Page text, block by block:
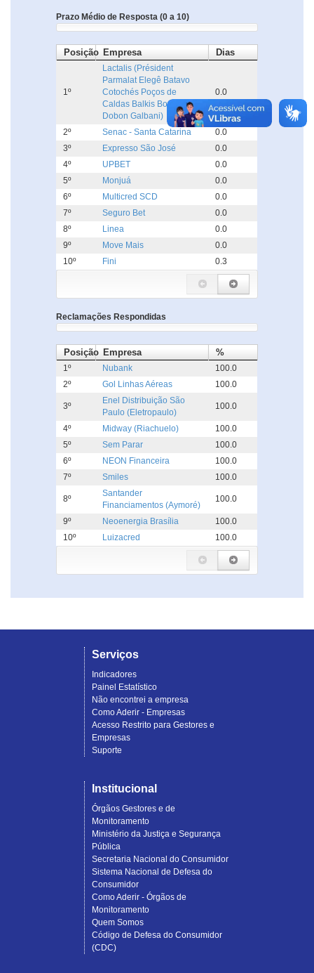
Prazo Médio de Resposta (0 a 10)
Posição Empresa Dias
1º
Lactalis (Président
Parmalat Elegê Batavo
Cotochés Poços de
Caldas Balkis Boa Nata
Dobon Galbani)
0.0
2º Senac - Santa Catarina
0.0
3º
Expresso São José
0.0
4º
UPBET
0.0
5º
Monjuá
0.0
6º
Multicred SCD
0.0
7º
Seguro Bet
0.0
8º
Linea
0.0
9º
Move Mais
0.0
10º
Fini 0.3
Reclamações Respondidas
Posição Empresa %
1º Nubank
100.0
2º
Gol Linhas Aéreas 100.0
3º
Enel Distribuição São
Paulo (Eletropaulo)
100.0
4º Midway (Riachuelo)
100.0
5º
Sem Parar
100.0
6º
NEON Financeira
100.0
7º
Smiles 100.0
8º
Santander
Financiamentos (Aymoré)
100.0
9º Neoenergia Brasília
100.0
10º
Luizacred 100.0
Serviços
Indicadores
Painel Estatístico
Não encontrei a empresa
Como Aderir - Empresas
Acesso Restrito para Gestores e
Empresas
Suporte
Institucional
Órgãos Gestores e de
Monitoramento
Ministério da Justiça e Segurança
Pública
Secretaria Nacional do Consumidor
Sistema Nacional de Defesa do
Consumidor
Como Aderir - Órgãos de
Monitoramento
Quem Somos
Código de Defesa do Consumidor
(CDC)